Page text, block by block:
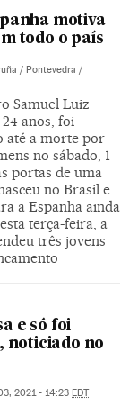
motiva
todo o país
/ Pontevedra /
Samuel Luiz
anos, foi
até a morte por
no sábado, 1
portas de uma
no Brasil e
a Espanha ainda
terça-feira, a
três jovens
e só foi
noticiado no
2021 - 14:23 EDT